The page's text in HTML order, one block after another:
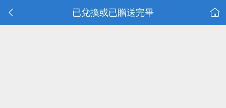
已兌換或已贈送完畢